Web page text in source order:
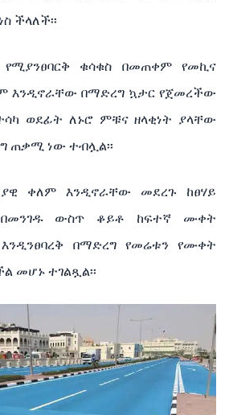
ችላለች፡፡
የሚያንፀባርቅ ቁሳቁስ በመጠቀም የመኪና
እንዲኖራቸው በማድረግ ኳታር የጀመረችው
ወደፊት ለኑሮ ምቹና ዘላቂነት ያላቸው
ጠቃሚ ነው ተብሏል፡፡
ቀለም እንዲኖራቸው መደረጉ ከፀሃይ
በመንገዱ ውስጥ ቆይቶ ከፍተኛ ሙቀት
በማድረግ የመሬቱን የሙቀት
መሆኑ ተገልጿል፡፡